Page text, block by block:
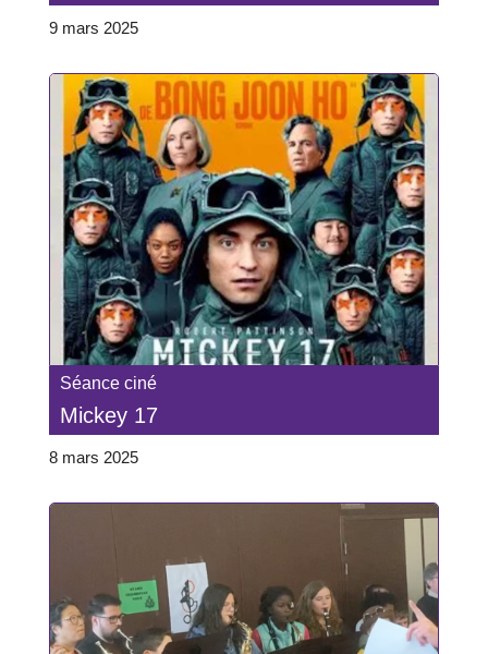
9 mars 2025
Séance ciné
Mickey 17
8 mars 2025